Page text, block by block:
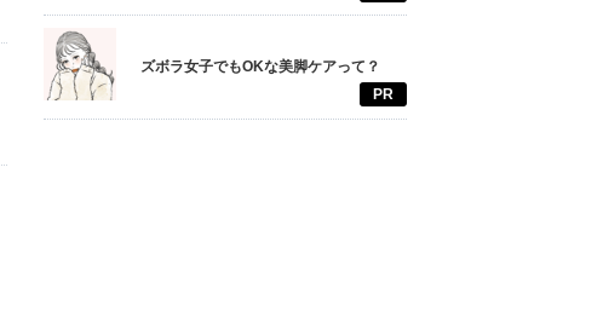
ズボラ女子でもOKな美脚ケアって？
PR